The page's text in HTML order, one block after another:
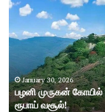
ழ
மு
ன்
கோ
யி
ல்
January 30, 2026
பழனி முருகன்
ரூபாய் வசூல்!